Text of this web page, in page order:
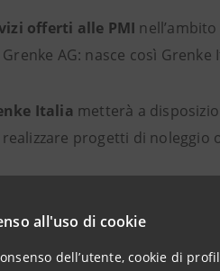
all'uso di cookie
dell’utente, cookie di
offerti alle PMI
AG: nasce così Grenke
Italia metterà a
progetti di noleggio
che mette